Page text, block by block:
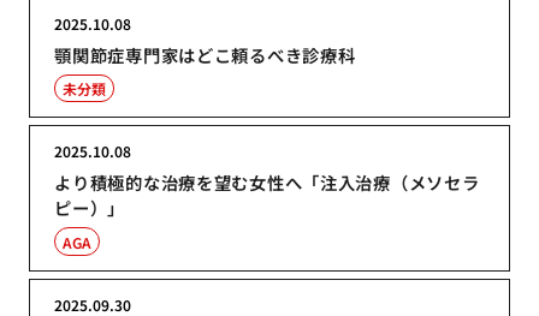
顎関節症専門家はどこ頼るべき診療科
2025.10.08
未分類
より積極的な治療を望む女性へ「注入治療（メソセラ
ピー）」
2025.10.08
AGA
2025.09.30